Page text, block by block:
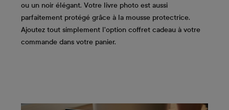
ou un noir élégant. Votre livre photo est aussi
parfaitement protégé grâce à la mousse protectrice.
Ajoutez tout simplement l'option coffret cadeau à votre
commande dans votre panier.